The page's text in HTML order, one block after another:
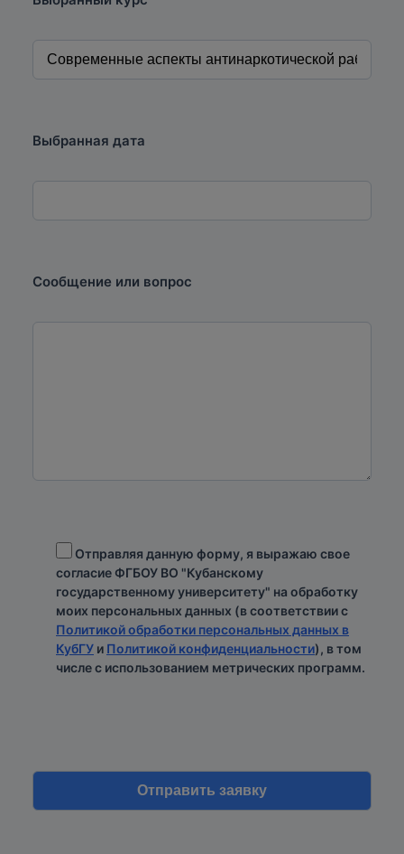
Выбранная дата
Сообщение или вопрос
Отправляя данную форму, я выражаю свое
согласие ФГБОУ ВО "Кубанскому
государственному университету" на обработку
моих персональных данных (в соответствии с
Политикой обработки персональных данных в
КубГУ и Политикой конфиденциальности), в том
числе с использованием метрических программ.